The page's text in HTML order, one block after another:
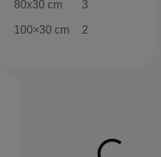
80x30 cm 3
100×30 cm 2